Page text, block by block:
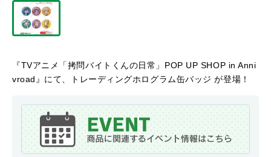
『TVアニメ「拷問バイトくんの日常」POP UP SHOP in Anni
vroad』にて、トレーディングホログラム缶バッジ が登場！